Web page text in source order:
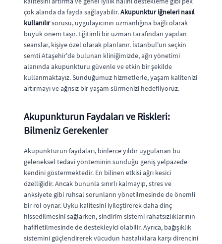
çok alanda da fayda sağlayabilir.Akupunktur iğneleri nasıl
kullanılırsorusu, uygulayıcının uzmanlığına bağlı olarak
büyük önem taşır. Eğitimli bir uzman tarafından yapılan
seanslar, kişiye özel olarak planlanır. İstanbul'un seçkin
semti Ataşehir'de bulunan kliniğimizde, ağrı yönetimi
alanında akupunkturu güvenle ve etkin bir şekilde
kullanmaktayız. Sunduğumuz hizmetlerle, yaşam kalitenizi
artırmayı ve ağrısız bir yaşam sürmenizi hedefliyoruz.
Akupunkturun Faydaları ve Riskleri:
Bilmeniz Gerekenler
Akupunkturun faydaları, binlerce yıldır uygulanan bu
geleneksel tedavi yönteminin sunduğu geniş yelpazede
kendini göstermektedir. En bilinen etkisi ağrı kesici
özelliğidir. Ancak bununla sınırlı kalmayıp, stres ve
anksiyete gibi ruhsal sorunların yönetilmesinde de önemli
bir rol oynar. Uyku kalitesini iyileştirerek daha dinç
hissedilmesini sağlarken, sindirim sistemi rahatsızlıklarının
hafifletilmesinde de destekleyici olabilir. Ayrıca, bağışıklık
sistemini güçlendirerek vücudun hastalıklara karşı direncini